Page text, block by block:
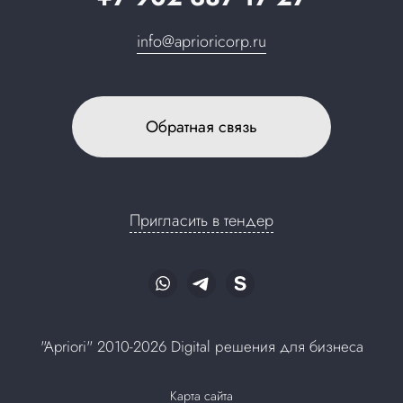
info@aprioricorp.ru
Обратная связь
Пригласить в тендер
"Apriori" 2010-2026 Digital решения для бизнеса
Карта сайта